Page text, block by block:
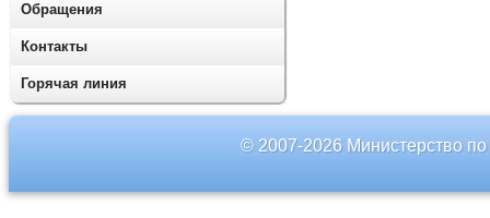
Обращения
Контакты
Горячая линия
© 2007-2026 Министерство